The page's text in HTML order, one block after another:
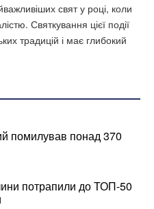
свят у році, коли
Святкування цієї події
традицій і має глибокий
помилував понад 370
потрапили до ТОП-50